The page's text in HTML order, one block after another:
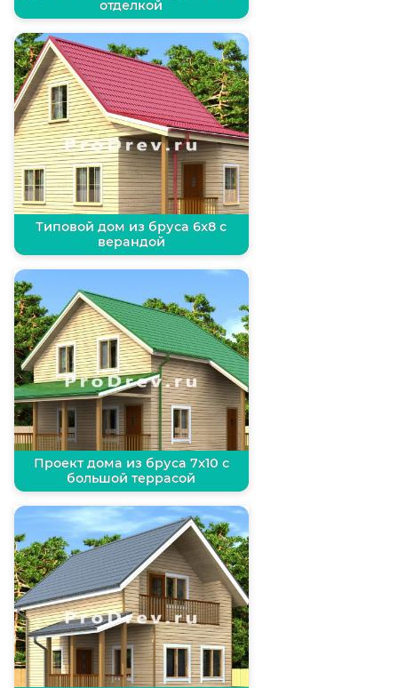
отделкой
Типовой дом из бруса 6х8 с
верандой
Проект дома из бруса 7х10 с
большой террасой